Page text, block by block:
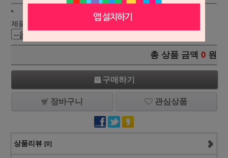
제품선택 :
총 상품 금액 0 원
구매하기
장바구니 관심상품
상품리뷰 [0]